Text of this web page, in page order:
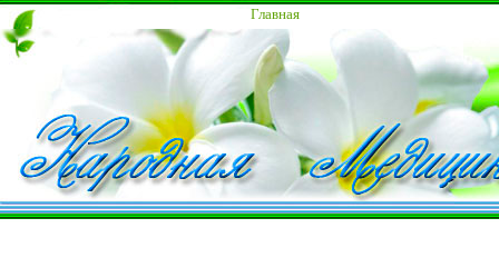
Главная